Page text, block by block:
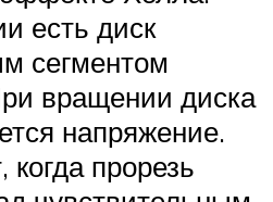
есть диск
сегментом
вращении диска
напряжение.
прорезь